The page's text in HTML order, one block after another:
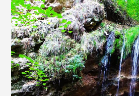
UUS KUVAVÕISTLUS
Hiite kuvavõistlus 2026
VANEMAD KUVAVÕISTLUSED
Kontakt